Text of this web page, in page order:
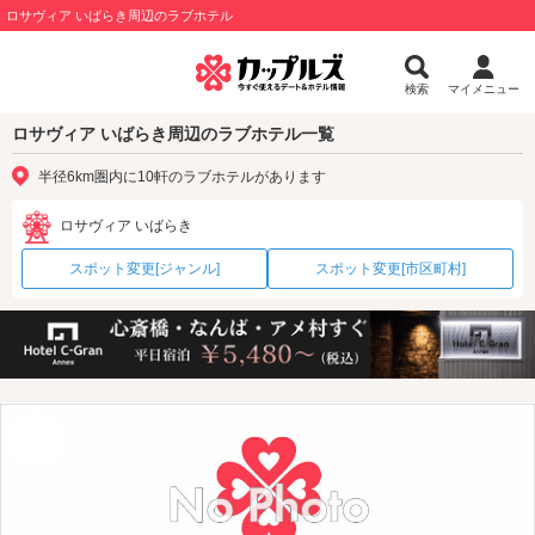
ロサヴィア いばらき周辺のラブホテル
検索 マイメニュー
ロサヴィア いばらき周辺のラブホテル一覧
半径6km圏内に10軒のラブホテルがあります
ロサヴィア いばらき
スポット変更[ジャンル] スポット変更[市区町村]